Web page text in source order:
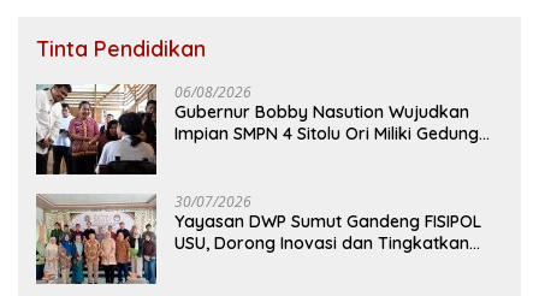
Tinta Pendidikan
06/08/2026
Gubernur Bobby Nasution Wujudkan
Impian SMPN 4 Sitolu Ori Miliki Gedung
30/07/2026
Yayasan DWP Sumut Gandeng FISIPOL
USU, Dorong Inovasi dan Tingkatkan